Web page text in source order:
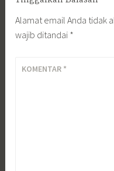
Alamat email Anda tidak
wajib ditandai *
KOMENTAR *